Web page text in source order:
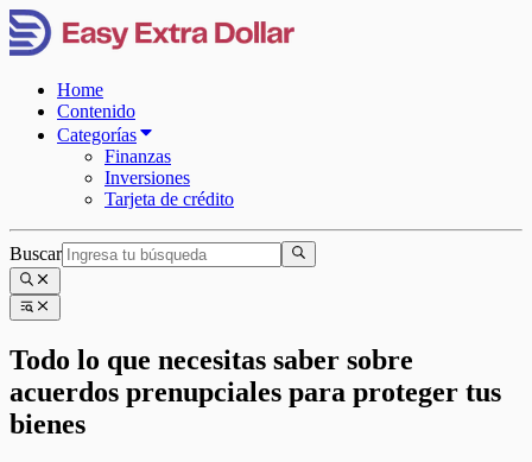
Home
Contenido
Categorías
Finanzas
Inversiones
Tarjeta de crédito
Buscar
Todo lo que necesitas saber sobre
acuerdos prenupciales para proteger tus
bienes